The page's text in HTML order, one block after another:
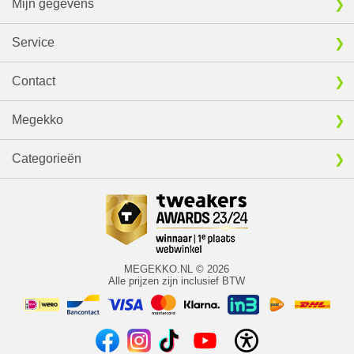
Mijn gegevens
Service
Contact
Megekko
Categorieën
MEGEKKO.NL © 2026
Alle prijzen zijn inclusief BTW